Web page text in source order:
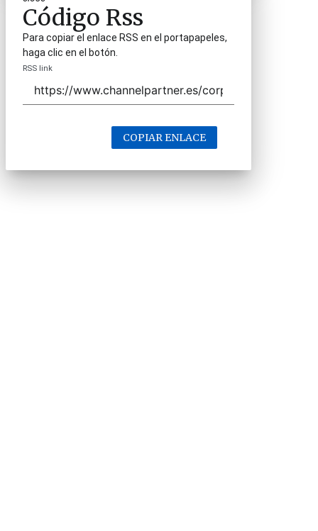
Código Rss
Para copiar el enlace RSS en el portapapeles,
haga clic en el botón.
RSS link
COPIAR ENLACE